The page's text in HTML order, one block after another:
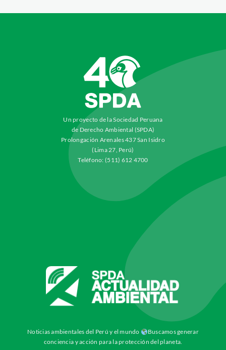
Un proyecto de la Sociedad Peruana
de Derecho Ambiental (SPDA)
Prolongación Arenales 437 San Isidro
(Lima 27, Perú)
Teléfono: (511) 612 4700
Noticias ambientales del Perú y el mundo
Buscamos generar
conciencia y acción para la protección del planeta.